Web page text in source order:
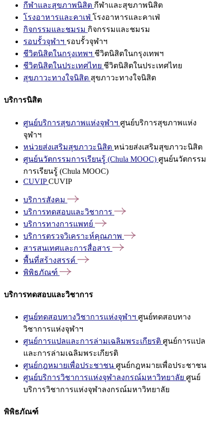
กีฬาและสุขภาพนิสิต กีฬาและสุขภาพนิสิต
โรงอาหารและคาเฟ่ โรงอาหารและคาเฟ่
กิจกรรมและชมรม กิจกรรมและชมรม
รอบรั้วจุฬาฯ รอบรั้วจุฬาฯ
ชีวิตนิสิตในกรุงเทพฯ ชีวิตนิสิตในกรุงเทพฯ
ชีวิตนิสิตในประเทศไทย ชีวิตนิสิตในประเทศไทย
สุขภาวะทางใจนิสิต สุขภาวะทางใจนิสิต
บริการนิสิต
ศูนย์บริการสุขภาพแห่งจุฬาฯ ศูนย์บริการสุขภาพแห่ง
จุฬาฯ
หน่วยส่งเสริมสุขภาวะนิสิต หน่วยส่งเสริมสุขภาวะนิสิต
ศูนย์นวัตกรรมการเรียนรู้ (Chula MOOC) ศูนย์นวัตกรรม
การเรียนรู้ (Chula MOOC)
CUVIPCUVIP
บริการสังคม
บริการทดสอบและวิชาการ
บริการทางการแพทย์
บริการตรวจวิเคราะห์คุณภาพ
สารสนเทศและการสื่อสาร
พื้นที่สร้างสรรค์
พิพิธภัณฑ์
บริการทดสอบและวิชาการ
ศูนย์ทดสอบทางวิชาการแห่งจุฬาฯ ศูนย์ทดสอบทาง
วิชาการแห่งจุฬาฯ
ศูนย์การแปลและการล่ามเฉลิมพระเกียรติ ศูนย์การแปล
และการล่ามเฉลิมพระเกียรติ
ศูนย์กฎหมายเพื่อประชาชน ศูนย์กฎหมายเพื่อประชาชน
ศูนย์บริการวิชาการแห่งจุฬาลงกรณ์มหาวิทยาลัย ศูนย์
บริการวิชาการแห่งจุฬาลงกรณ์มหาวิทยาลัย
พิพิธภัณฑ์